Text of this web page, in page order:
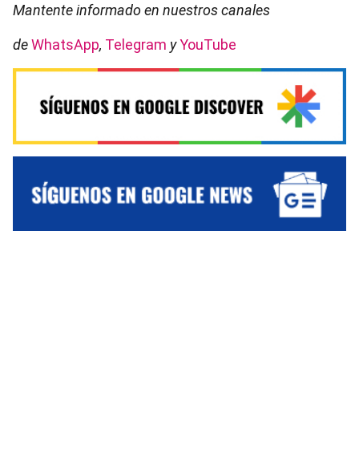
Mantente informado en nuestros canales
deWhatsApp, Telegram yYouTube